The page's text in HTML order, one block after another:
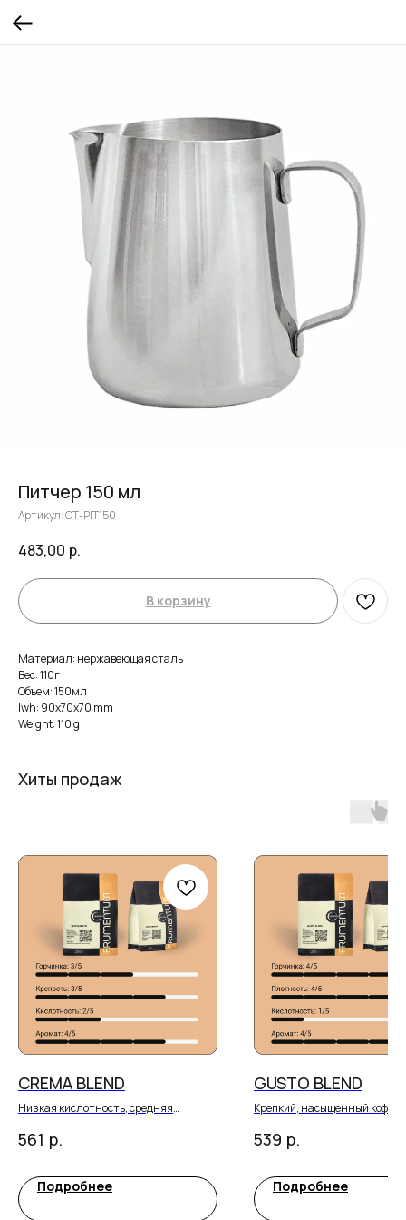
Питчер 150 мл
Артикул:СТ-РIT150
483,00 р.
В корзину
Материал: нержавеющая сталь
Вес: 110г
Объем: 150мл
lwh: 90x70x70 mm
Weight: 110 g
Хиты продаж
CREMA BLEND
Низкая кислотность, средняя
ароматная горчинка.
Во вкусе: Фундук, карамель, арахис,
561 р.
Подробнее
GUSTO BLEND
Крепкий, насыщенный кофе с
впослевкусии доминирует
горчинка.
тёмный мёд
539 р.
Подробнее